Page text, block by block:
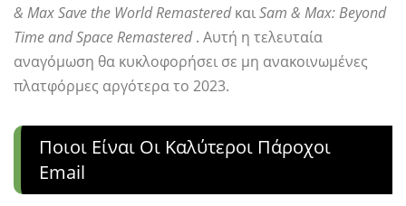
& Max Save the World RemasteredκαιSam & Max: Beyond
Time and Space Remastered. Αυτή η τελευταία
αναγόμωση θα κυκλοφορήσει σε μη ανακοινωμένες
πλατφόρμες αργότερα το 2023.
Ποιοι Είναι Οι Καλύτεροι Πάροχοι
Email